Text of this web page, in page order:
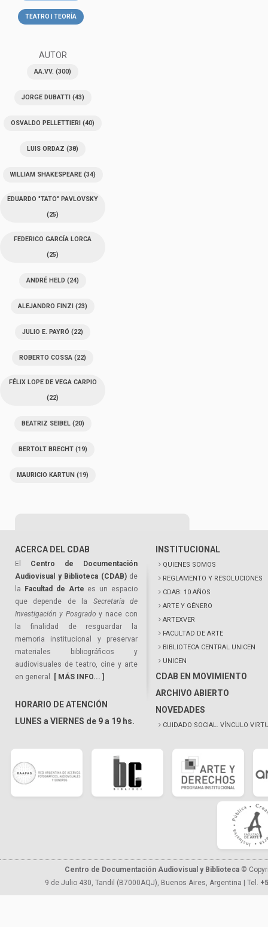
TEATRO | TEORÍA
AUTOR
AA.VV. (300)
JORGE DUBATTI(43)
OSVALDO PELLETTIERI (40)
LUIS ORDAZ (38)
WILLIAM SHAKESPEARE(34)
EDUARDO "TATO" PAVLOVSKY
(25)
FEDERICO GARCÍA LORCA
(25)
ANDRÉ HELD (24)
ALEJANDRO FINZI (23)
JULIO E. PAYRÓ (22)
ROBERTO COSSA (22)
FÉLIX LOPE DE VEGA CARPIO
(22)
BEATRIZ SEIBEL(20)
BERTOLT BRECHT(19)
MAURICIO KARTUN (19)
ACERCA DEL CDAB
El Centro de Documentación
Audiovisual y Biblioteca (CDAB)de
la
Facultad de Arte es un espacio
que depende de la Secretaría de
Investigación y Posgrado y nace con
la finalidad de resguardar la
memoria institucional y preservar
materiales bibliográficos y
audiovisuales de teatro, cine y arte
en general. [ MÁS INFO... ]
HORARIO DE ATENCIÓN
LUNES a VIERNES de 9 a 19 hs.
INSTITUCIONAL
QUIENES SOMOS
REGLAMENTO Y RESOLUCIONES
CDAB: 10 AÑOS
ARTE Y GÉNERO
ARTEXVER
FACULTAD DE ARTE
BIBLIOTECA CENTRAL UNICEN
UNICEN
CDAB EN MOVIMIENTO
ARCHIVO ABIERTO
NOVEDADES
CUIDADO SOCIAL. VÍNCULO
Centro de Documentación Audiovisual y Biblioteca ©
9 de Julio 430, Tandil (B7000AQJ), Buenos Aires, Argentina | Tel.